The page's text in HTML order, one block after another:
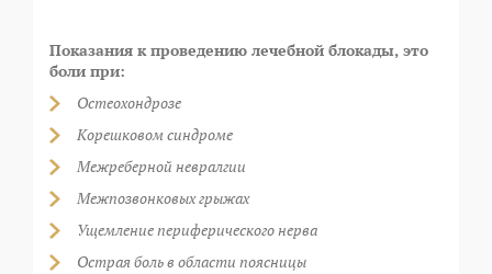
Показания к проведению лечебной блокады, это
боли при:
Остеохондрозе
Корешковом синдроме
Межреберной невралгии
Межпозвонковых грыжах
Ущемление периферического нерва
Острая боль в области поясницы